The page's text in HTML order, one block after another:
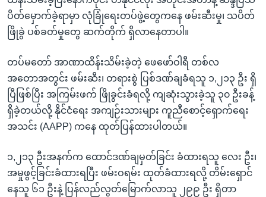
ပိတ်မှောက်ခဲ့ရာမှာ လုံခြုံရေးတပ်ဖွဲ့တွေကနေ ဖမ်းဆီးမှု၊ သပိတ်
ဖြိုခွဲ ပစ်ခတ်မှုတွေ ဆက်တိုက် ရှိလာနေတာပါ။
တပ်မတော် အာဏာထိန်းသိမ်းခဲ့တဲ့ ဖေဖော်ဝါရီ တစ်လ
အတောအတွင်း ဖမ်းဆီး၊ တရားစွဲ ပြစ်ဒဏ်ချခံရသူ ၁,၂၁၃ ဦး ရှိ
ပြီဖြစ်ပြီး အကြမ်းဖက် ဖြိုခွင်းခံရလို့ ကျဆုံးသွားခဲ့သူ ၃၀ ဦးခန့်
ရှိခဲ့တယ်လို့ နိုင်ငံရေး အကျဉ်းသားများ ကူညီစောင့်ရှောက်ရေး
အသင်း (AAPP) ကနေ ထုတ်ပြန်ထားပါတယ်။
၁,၂၁၃ ဦးအနက်က ထောင်ဒဏ်ချမှတ်ခြင်း ခံထားရသူ လေး ဦး၊
အမှုဖွင့်ခြင်းခံထားရပြီး ဖမ်းဝရမ်း ထုတ်ခံထားရလို့ တိမ်းရှောင်
နေသူ ၆၁ ဦးနဲ့ ပြန်လည်လွတ်မြောက်လာသူ ၂၉၉ ဦး ရှိတာ